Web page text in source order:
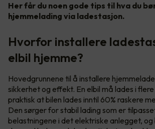
Her får du noen gode tips til hva du
hjemmelading via ladestasjon.
Hvorfor installere
elbil hjemme?
Hovedgrunnene til å installere
sikkerhet og effekt. En elbil må lades i
praktisk at bilen lades inntil 60% raskere
Den sørger for stabil lading som er
belastningene i det elektriske anlegget, og